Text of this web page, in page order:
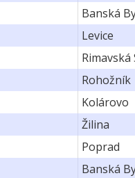
Banská
Levice
Rimavská
Rohožník
Kolárovo
Žilina
Poprad
Banská